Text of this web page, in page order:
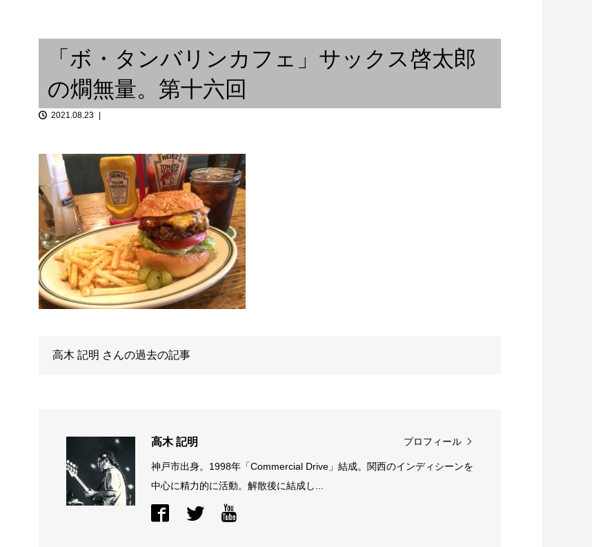
UK JAZZ DANCEの成り立ち 何をみる、どこへ向かう！！
サックス啓太郎の燗無量...
9月30日（金）エキゾチック横
丁 ＠ 神戸 CHIC...
「音談るつぼ」＃10 ジャズ研
飲みで、私と。その３
「ボ・タンバリンカフェ」サックス啓太郎
の燗無量。第十六回
2021.08.23
高木 記明 さんの過去の記事
高木 記明 プロフィール
神戸市出身。1998年「Commercial Drive」結成。関西のインディシーンを
中心に精力的に活動。解散後に結成し...